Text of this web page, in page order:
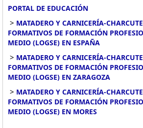
PORTAL DE EDUCACIÓN
> MATADERO Y CARNICERÍA-
FORMATIVOS DE FORMACIÓN
MEDIO (LOGSE) EN ESPAÑA
> MATADERO Y CARNICERÍA-
FORMATIVOS DE FORMACIÓN
MEDIO (LOGSE) EN ZARAGOZA
> MATADERO Y CARNICERÍA-
FORMATIVOS DE FORMACIÓN
MEDIO (LOGSE) EN MORES